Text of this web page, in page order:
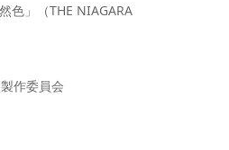
色」（THE NIAGARA
作委員会